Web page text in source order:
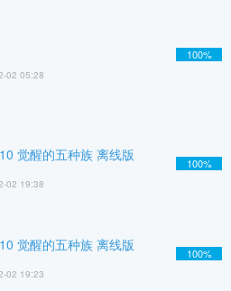
02 05:28
100%
觉醒的五种族 离线版
02 19:38
100%
觉醒的五种族 离线版
02 19:23
100%